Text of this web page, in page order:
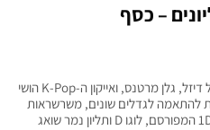
– כסף
שיתוף פעולה בין המנהל הקריאטיבי של דיזל, גלן מרטנס, ואייקון ה-K-Pop הושי
להתאמה לגדלים שונים, משרשראות
ומגוון של תליונים – אותיות לוגו, תיק 1DR המפורסם, לוגו D ותליון נמר שואג